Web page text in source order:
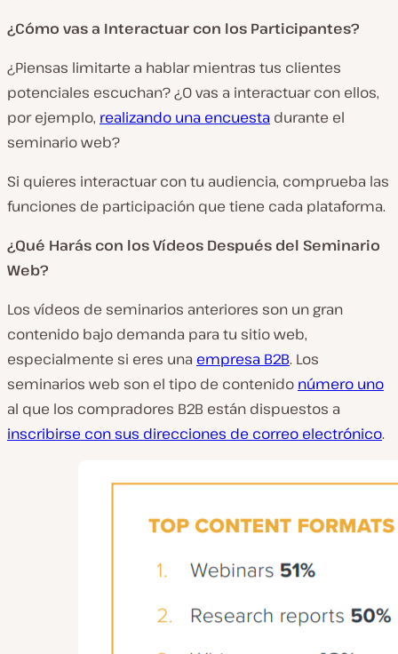
¿Cómo vas a Interactuar con los Participantes?
¿Piensas limitarte a hablar mientras tus clientes
potenciales escuchan? ¿O vas a interactuar con ellos,
por ejemplo, realizando una encuesta durante el
seminario web?
Si quieres interactuar con tu audiencia, comprueba las
funciones de participación que tiene cada plataforma.
¿Qué Harás con los Vídeos Después del Seminario
Web?
Los vídeos de seminarios anteriores son un gran
contenido bajo demanda para tu sitio web,
especialmente si eres una empresa B2B. Los
seminarios web son el tipo de contenido número uno
al que los compradores B2B están dispuestos a
inscribirse con sus direcciones de correo electrónico.